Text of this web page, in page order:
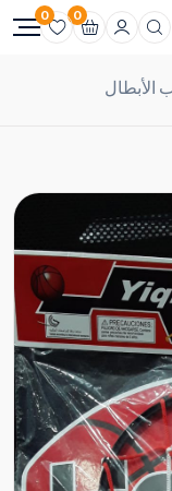
0
0
الأبطال